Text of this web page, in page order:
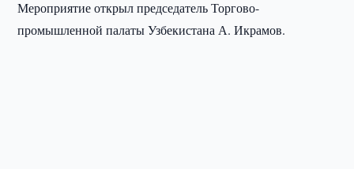
Мероприятие открыл председатель Торгово-
промышленной палаты Узбекистана А. Икрамов.